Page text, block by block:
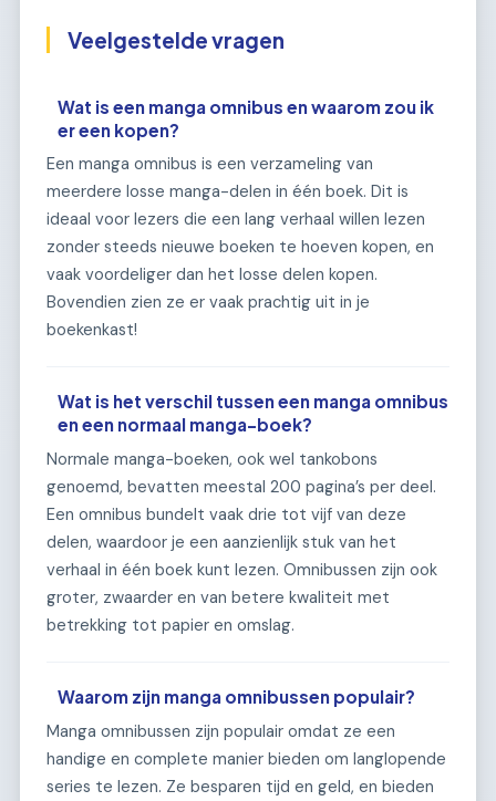
Veelgestelde vragen
Wat is een manga omnibus en waarom zou ik
er een kopen?
Een manga omnibus is een verzameling van
meerdere losse manga-delen in één boek. Dit is
ideaal voor lezers die een lang verhaal willen lezen
zonder steeds nieuwe boeken te hoeven kopen, en
vaak voordeliger dan het losse delen kopen.
Bovendien zien ze er vaak prachtig uit in je
boekenkast!
Wat is het verschil tussen een manga omnibus
en een normaal manga-boek?
Normale manga-boeken, ook wel tankobons
genoemd, bevatten meestal 200 pagina’s per deel.
Een omnibus bundelt vaak drie tot vijf van deze
delen, waardoor je een aanzienlijk stuk van het
verhaal in één boek kunt lezen. Omnibussen zijn ook
groter, zwaarder en van betere kwaliteit met
betrekking tot papier en omslag.
Waarom zijn manga omnibussen populair?
Manga omnibussen zijn populair omdat ze een
handige en complete manier bieden om langlopende
series te lezen. Ze besparen tijd en geld, en bieden